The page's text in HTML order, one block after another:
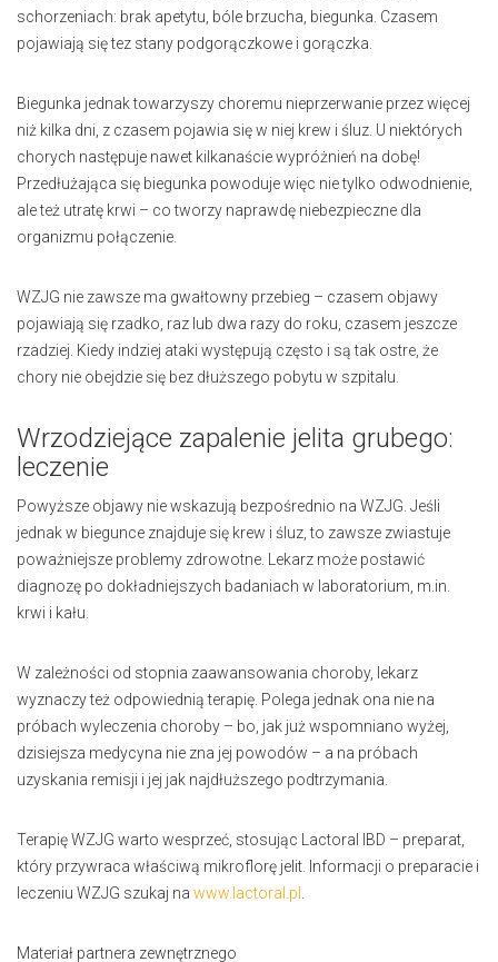
schorzeniach: brak apetytu, bóle brzucha, biegunka. Czasem
pojawiają się tez stany podgorączkowe i gorączka.
Biegunka jednak towarzyszy choremu nieprzerwanie przez więcej
niż kilka dni, z czasem pojawia się w niej krew i śluz. U niektórych
chorych następuje nawet kilkanaście wypróżnień na dobę!
Przedłużająca się biegunka powoduje więc nie tylko odwodnienie,
ale też utratę krwi – co tworzy naprawdę niebezpieczne dla
organizmu połączenie.
WZJG nie zawsze ma gwałtowny przebieg – czasem objawy
pojawiają się rzadko, raz lub dwa razy do roku, czasem jeszcze
rzadziej. Kiedy indziej ataki występują często i są tak ostre, że
chory nie obejdzie się bez dłuższego pobytu w szpitalu.
Wrzodziejące zapalenie jelita grubego:
leczenie
Powyższe objawy nie wskazują bezpośrednio na WZJG. Jeśli
jednak w biegunce znajduje się krew i śluz, to zawsze zwiastuje
poważniejsze problemy zdrowotne. Lekarz może postawić
diagnozę po dokładniejszych badaniach w laboratorium, m.in.
krwi i kału.
W zależności od stopnia zaawansowania choroby, lekarz
wyznaczy też odpowiednią terapię. Polega jednak ona nie na
próbach wyleczenia choroby – bo, jak już wspomniano wyżej,
dzisiejsza medycyna nie zna jej powodów – a na próbach
uzyskania remisji i jej jak najdłuższego podtrzymania.
Terapię WZJG warto wesprzeć, stosując Lactoral IBD – preparat,
który przywraca właściwą mikroflorę jelit. Informacji o preparacie i
leczeniu WZJG szukaj na www.lactoral.pl
Materiał partnera zewnętrznego